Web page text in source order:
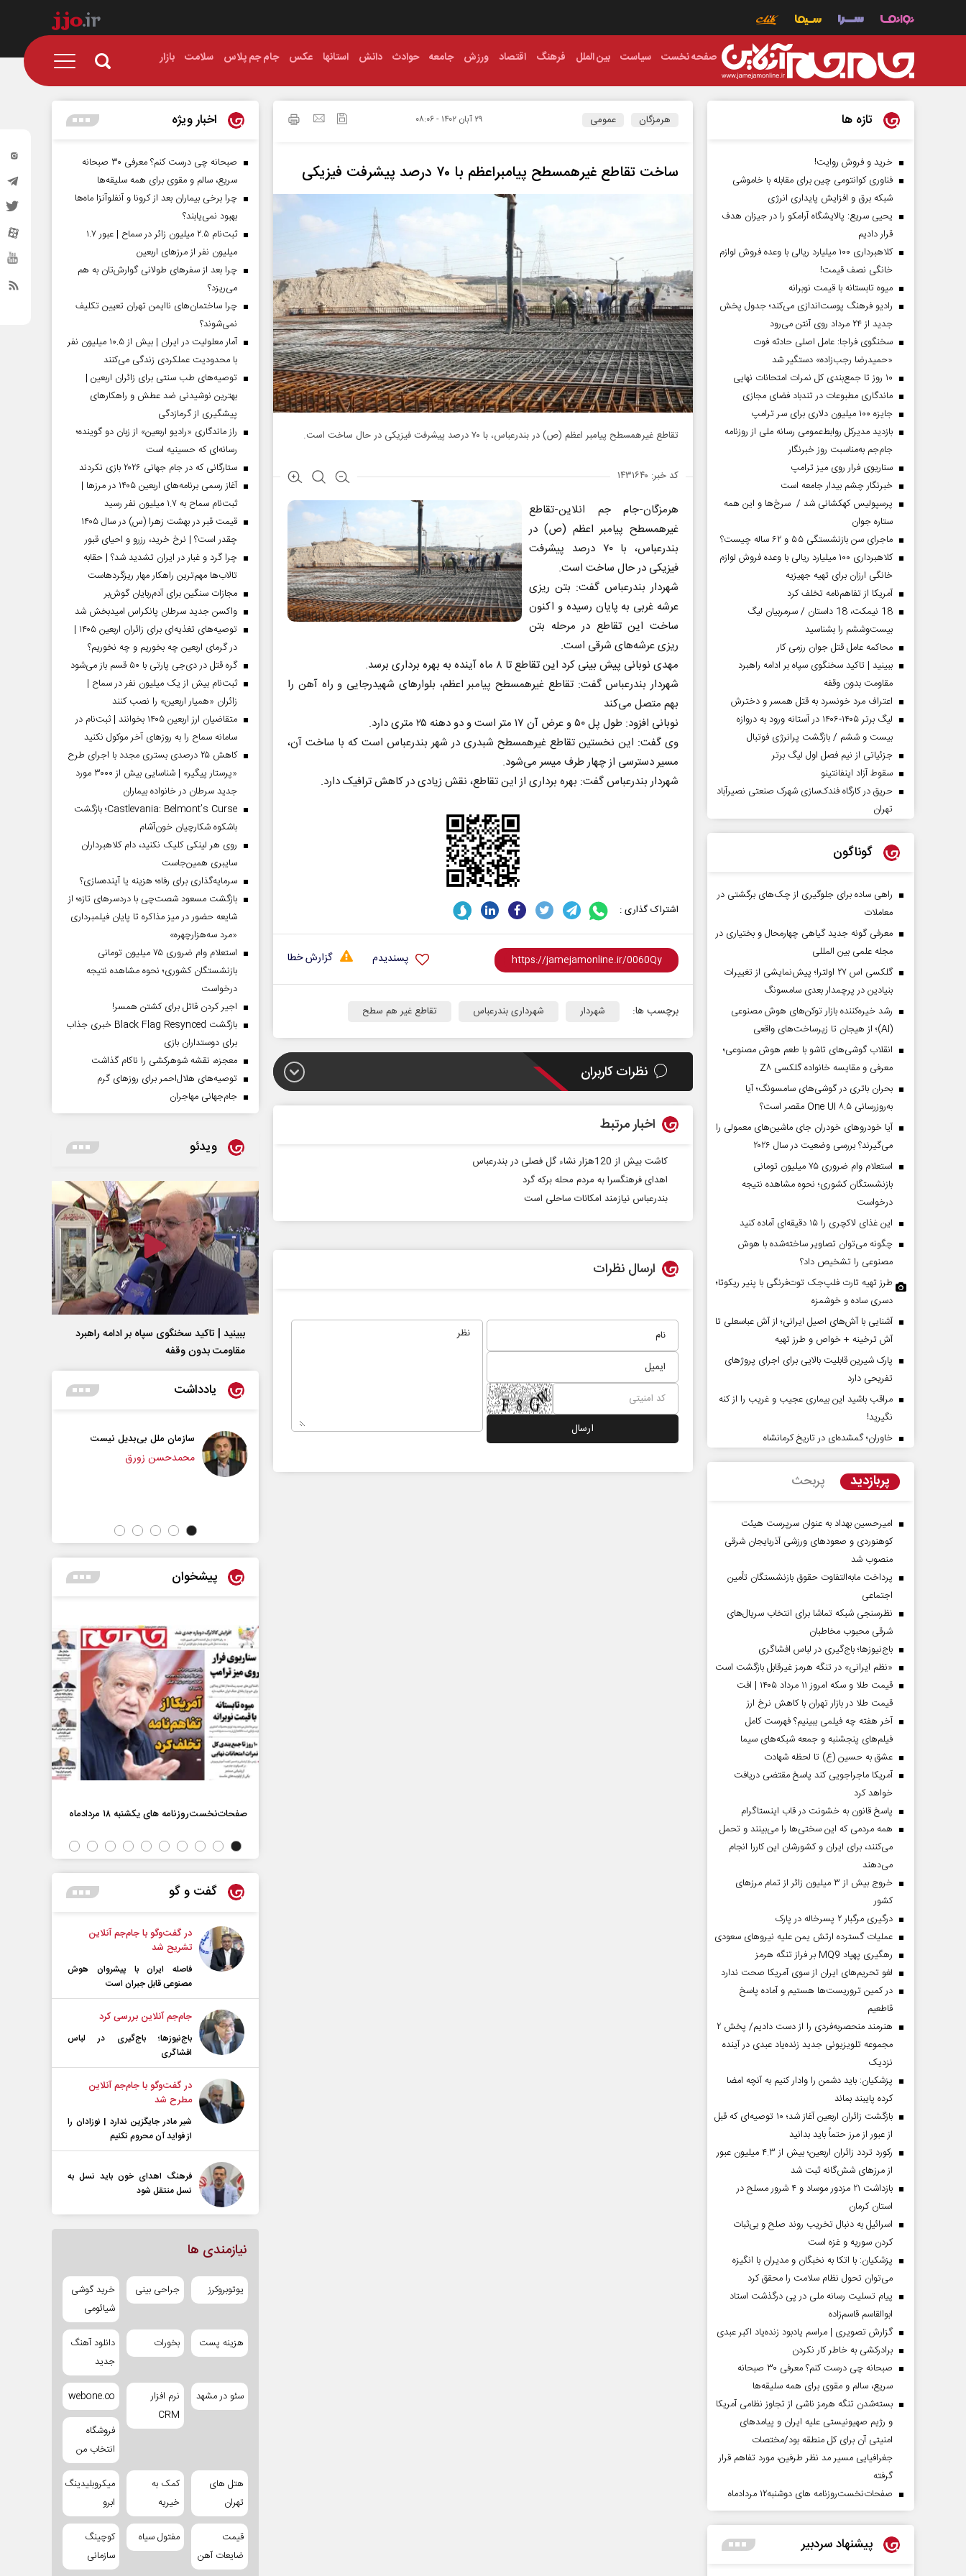
صفحه نخست سیاست بین الملل فرهنگ اقتصاد ورزش جامعه حوادث دانش استانها عکس جام جم پلاس سلامت بازار
هرمزگان عمومی ۲۹ آبان ۱۴۰۲ - ۰۸:۰۶
ساخت تقاطع غیرهمسطح پیامبراعظم با ۷۰ درصد پیشرفت فیزیکی
تقاطع غیرهمسطح پیامبر اعظم (ص) در بندرعباس، با ۷۰ درصد پیشرفت فیزیکی در حال ساخت است.
کد خبر: ۱۴۳۱۶۴۰
هرمزگان-جام جم انلاین-تقاطع
غیرهمسطح پیامبر اعظم (ص) در
بندرعباس، با ۷۰ درصد پیشرفت
فیزیکی در حال ساخت است.
شهردار بندرعباس گفت: بتن ریزی
عرشه غربی به پایان رسیده و اکنون
ساخت این تقاطع در مرحله بتن
ریزی عرشه‌های شرقی است.
مهدی نوبانی پیش بینی کرد این تقاطع تا ۸ ماه آینده به بهره برداری برسد.
شهردار بندرعباس گفت: تقاطع غیرهمسطح پیامبر اعظم، بلوار‌های شهیدرجایی و راه آهن را
بهم متصل می‌کند
نوبانی افزود: طول پل ۵۰ و عرض آن ۱۷ متر است و دو دهنه ۲۵ متری دارد.
وی گفت: این نخستین تقاطع غیرهمسطح شبدری در شهر بندرعباس است که با ساخت آن،
مسیر دسترسی از چهار طرف میسر می‌شود.
شهردار بندرعباس گفت: بهره برداری از این تقاطع، نقش زیادی در کاهش ترافیک دارد.
اشتراک گذاری :
گزارش خطا پسندیدم
برچسب ها: شهردار شهرداری بندرعباس تقاطع غیر هم سطح
نظرات کاربران
اخبار مرتبط
کاشت بیش از 120هزار نشاء گل فصلی در بندرعباس
اهدای فرهنگسرا به مردم محله برکه گرد
بندرعباس نیازمند امکانات ساحلی است
ارسال نظرات
تازه ها
خرید و فروش روایت!
فناوری کوانتومی چین برای مقابله با خاموشی
شبکه برق و افزایش پایداری انرژی
یحیی سریع: پالایشگاه آرامکو را در جیزان هدف
قرار دادیم
کلاهبرداری ۱۰۰ میلیارد ریالی با وعده فروش لوازم
خانگی نصف قیمت!
میوه تابستانه با قیمت نوبرانه
رادیو فرهنگ پوست‌اندازی می‌کند؛ جدول پخش
جدید از ۲۴ مرداد روی آنتن می‌رود
سخنگوی فراجا: عامل اصلی حادثه فوت
«حمیدرضا رجب‌زاده» دستگیر شد
۱۰ روز تا جمع‌بندی کل نمرات امتحانات نهایی
ماندگاری مطبوعات در تندباد فضای مجازی
جایزه ۱۰۰ میلیون دلاری برای سر ترامپ
بازدید مدیرکل روابط‌عمومی رسانه ملی از روزنامه
جام‌جم به‌مناسبت روز خبرنگار
سناریوی فرار روی میز ترامپ
خبرنگار چشم بیدار جامعه است
پرسپولیس کهکشانی شد / سرخ‌ها و این همه
ستاره جوان
ماجرای سن بازنشستگی ۵۵ و ۶۲ ساله چیست؟
کلاهبرداری ۱۰۰ میلیارد ریالی با وعده فروش لوازم
خانگی ارزان برای تهیه جهیزیه
آمریکا از تفاهم‌نامه تخلف کرد
18 نیمکت، 18 داستان / سرمربیان لیگ
بیست‌وششم را بشناسید
محاکمه عامل قتل جوان رزمی کار
ببینید | تاکید سخنگوی سپاه بر ادامه راهبرد
مقاومت بدون وقفه
اعتراف مرد خونسرد به قتل همسر و دخترش
لیگ برتر ۱۴۰۵-۱۴۰۶ در آستانه ورود به دروازه
بیست و ششم / بازگشت پرانرژی فوتبال
جزئیاتی از نیم فصل اول لیگ برتر
سقوط آزاد اینفانتینو
حریق در کارگاه فندک‌سازی شهرک صنعتی نصیرآباد
تهران
گوناگون
راهی ساده برای جلوگیری از چک‌های برگشتی در
معاملات
معرفی گونه جدید گیاهی چهارمحال و بختیاری در
مجله علمی بین المللی
گلکسی اس ۲۷ اولترا؛ پیش‌نمایشی از تغییرات
بنیادین در پرچمدار بعدی سامسونگ
رشد خیره‌کننده بازار توکن‌های هوش مصنوعی
(AI)؛ از هیجان تا زیرساخت‌های واقعی
انقلاب گوشی‌های تاشو‌ با طعم هوش مصنوعی؛
معرفی و مقایسه خانواده گلکسی Z۸
بحران باتری در گوشی‌های سامسونگ؛ آیا
به‌روزرسانی One UI ۸.۵ مقصر است؟
آیا خودروهای خودران جای ماشین‌های معمولی را
می‌گیرند؟ بررسی وضعیت در سال ۲۰۲۶
استعلام وام ضروری ۷۵ میلیون تومانی
بازنشستگان کشوری؛ نحوه مشاهده نتیجه
درخواست
این غذای لاکچری را ۱۵ دقیقه‌ای آماده کنید
چگونه می‌توان تصاویر ساخته‌شده با هوش
مصنوعی را تشخیص داد؟
طرز تهیه تارت فلپ‌جک توت‌فرنگی با پنیر ریکوتا؛
دسری ساده و خوشمزه
آشنایی با آش‌های اصیل ایرانی؛ از آش عباسعلی تا
آش ترخینه + خواص و طرز تهیه
پارک شیرین قابلیت‌ بالایی برای اجرای پروژهای
تفریحی دارد
مراقب باشید این بیماری عجیب و غریب را از کنه
نگیرید!
خاوران؛ گمشده‌ای در تاریخ کرمانشاه
پربازدید پربحث
امیرحسین بهداد به عنوان سرپرست هیئت
کوهنوردی و صعودهای ورزشی آذربایجان شرقی
منصوب شد
پرداخت مابه‌التفاوت حقوق بازنشستگان تأمین
اجتماعی
نظرسنجی شبکه تماشا برای انتخاب سریال‌های
شرقی محبوب مخاطبان
باج‌نیوزها؛ باج‌گیری در لباس افشاگری
«نظم ایرانی» در تنگه هرمز غیرقابل بازگشت است
قیمت طلا و سکه امروز ۱۱ مرداد ۱۴۰۵ | افت
قیمت طلا در بازار تهران با کاهش نرخ ارز
آخر هفته چه فیلمی ببینیم؟ فهرست کامل
فیلم‌های پنجشنبه و جمعه شبکه‌های سیما
عشق به حسین (ع) تا لحظه شهادت
آمریکا ماجراجویی کند پاسخ مقتضی دریافت
خواهد کرد
پاسخ قانون به خشونت در قاب اینستاگرام
همه مردمی که این سختی‌ها را می‌بینند و تحمل
می‌کنند، برای ایران و کشورشان این کاررا انجام
می‌دهند
خروج بیش از ۳ میلیون زائر از تمام مرز‌های
کشور
درگیری مرگبار ۲ پسرخاله در پارک
عملیات گسترده ارتش یمن علیه نیروهای سعودی
رهگیری پهپاد MQ9 بر فراز تنگه هرمز
لغو تحریم‌های ایران از سوی آمریکا صحت ندارد
در کمین تروریست‌ها هستیم و آماده پاسخ
قاطعیم
هنرمند منحصر‌به‌فردی را از دست دادیم/ پخش ۲
مجموعه تلویزیونی جدید زنده‌یاد عبدی در آینده
نزدیک
پزشکیان: باید دشمن را وادار کنیم به آنچه امضا
کرده پایبند بماند
بازگشت زائران اربعین آغاز شد؛ ۱۰ توصیه‌ای که قبل
از عبور از مرز حتماً باید بدانید
رکورد تردد زائران اربعین؛ بیش از ۴.۳ میلیون عبور
از مرزهای شش‌گانه ثبت شد
بازداشت ۲۱ مزدور موساد و ۴ شرور مسلح در
استان کرمان
اسرائیل به دنبال تخریب روند صلح و بی‌ثبات
کردن سوریه و غزه است
پزشکیان: با اتکا به نخبگان و مدیران با انگیزه
می‌توان تحول نظام سلامت را محقق کرد
پیام تسلیت رسانه ملی در پی درگذشت استاد
ابوالقاسم قاسم‌زاده
گزارش تصویری | مراسم یادبود زنده‌یاد اکبر عبدی
برادرکشی به خاطر کار نکردن
صبحانه چی درست کنم؟ معرفی ۳۰ صبحانه
سریع، سالم و مقوی برای همه سلیقه‌ها
بسته‌شدن تنگه هرمز ناشی از تجاوز نظامی آمریکا
و رژیم صهیونیستی علیه ایران و پیامد‌های
امنیتی آن برای کل منطقه بود/مختصات
جغرافیایی مسیر مد نظر طرفین، مورد تفاهم قرار
گرفته
صفحات‌نخست‌روزنامه ها‌ی دوشنبه‌۱۲ مردادماه
پیشنهاد سردبیر
اخبار ویژه
صبحانه چی درست کنم؟ معرفی ۳۰ صبحانه
سریع، سالم و مقوی برای همه سلیقه‌ها
چرا برخی بیماران بعد از کرونا و آنفلوآنزا ماه‌ها
بهبود نمی‌یابند؟
ثبت‌نام ۲.۵ میلیون زائر در سماح | عبور ۱.۷
میلیون نفر از مرز‌های اربعین
چرا بعد از سفرهای طولانی گوارش‌تان به هم
می‌ریزد؟
چرا ساختمان‌های ناایمن تهران تعیین تکلیف
نمی‌شوند؟
آمار معلولیت در ایران | بیش از ۱۰.۵ میلیون نفر
با محدودیت عملکردی زندگی می‌کنند
توصیه‌های طب سنتی برای زائران اربعین |
بهترین نوشیدنی ضد عطش و راهکارهای
پیشگیری از گرمازدگی
راز ماندگاری «رادیو اربعین» از زبان دو گوینده؛
رسانه‌ای که حسینیه است
ستارگانی که در جام جهانی ۲۰۲۶ بازی نکردند
آغاز رسمی برنامه‌های اربعین ۱۴۰۵ در مرز‌ها |
ثبت‌نام سماح به ۱.۷ میلیون نفر رسید
قیمت قبر در بهشت زهرا (س) در سال ۱۴۰۵
چقدر است؟ | نرخ خرید، رزرو و احیای قبور
چرا گرد و غبار در ایران تشدید شد؟ | حقابه
تالاب‌ها مهم‌ترین راهکار مهار ریزگردهاست
مجازات سنگین برای آدم‌ربایان گوش‌بر
واکسن جدید سرطان پانکراس امیدبخش شد
توصیه‌های تغذیه‌ای برای زائران اربعین ۱۴۰۵ |
در گرمای اربعین چه بخوریم و چه نخوریم؟
گره قتل در دی‌جی پارتی با ۵۰ قسم باز می‌شود
ثبت‌نام بیش از یک میلیون نفر در سماح |
زائران «همیار اربعین» را نصب کنند
متقاضیان ارز اربعین ۱۴۰۵ بخوانند | ثبت‌نام در
سامانه سماح را به روز‌های آخر موکول نکنید
کاهش ۲۵ درصدی بستری مجدد با اجرای طرح
«پرستار پیگیر» | شناسایی بیش از ۳۰۰۰ مورد
جدید سرطان در خانواده بیماران
Castlevania: Belmont’s Curse؛ بازگشت
باشکوه شکارچیان خون‌آشام
روی هر لینکی کلیک نکنید، دام کلاهبرداران
سایبری همین‌جاست
سرمایه‌گذاری برای رفاه؛ هزینه یا آینده‌سازی؟
بازگشت مسعود شصت‌چی با دردسر‌های تازه؛ از
شایعه حضور در میز مذاکره تا پایان فیلمبرداری
«مرد سه‌هزارچهره»
استعلام وام ضروری ۷۵ میلیون تومانی
بازنشستگان کشوری؛ نحوه مشاهده نتیجه
درخواست
اجیر کردن قاتل برای کشتن همسر!
بازگشت Black Flag Resynced خبری جذاب
برای دوستداران بازی
معجزه، نقشه شوهرکشی را ناکام گذاشت
توصیه‌های هلال‌احمر برای روز‌های گرم
جام‌جهانی مهاجران
ویدئو
ببینید | تاکید سخنگوی سپاه بر ادامه راهبرد
مقاومت بدون وقفه
یادداشت
نقش جنگ آمریکا و ایران بر تغییر
منظور - رئیس سابق سازمان برنامه و
هویت ایرانی _ اسلامی در مکتب
آشکار شدن استیصال متجاوزان سازمان ملل بی‌بدیل نیست
محمدحسن زورق
پیامبر اکرم(ص)؛ ده
پیشخوان
صفحات نخست‌روزنامه ها‌ی پنجشنبه‌۸ مردادماه
صفحات‌نخست‌روزنامه ها‌ی یکشنبه ۱۸ مردادماه
گفت و گو
در گفت‌و‌گو با جام‌جم آنلاین
تشریح شد
فاصله ایران با پیشرو‌ان هوش
مصنوعی قابل جبران است
جام‌جم آنلاین بررسی کرد
باج‌نیوزها؛ باج‌گیری در لباس
افشاگری
در گفت‌و‌گو با جام‌جم آنلاین
مطرح شد
شیر مادر جایگزین ندارد | نوزادان را
از فواید آن محروم نکنیم
فرهنگ اهدای خون باید نسل به
نسل منتقل شود
نیازمندی ها
یوتوبروکرز جراحی بینی
خرید گوشی
شیائومی
هزینه پست بخورات
دانلود آهنگ
جدید
سئو در مشهد
نرم افزار
CRM
webone.co
فروشگاه
انتخاب من
هتل های
تهران
کمک به
خیریه
میکروبلیدینگ
ابرو
قیمت
ضایعات آهن
مفتول سیاه
کوچینگ
سازمانی